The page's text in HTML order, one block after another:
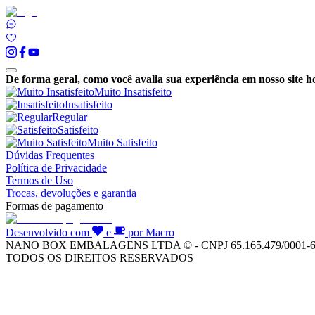
De forma geral, como você avalia sua experiência em nosso site
Muito Insatisfeito
Insatisfeito
Regular
Satisfeito
Muito Satisfeito
Dúvidas Frequentes
Política de Privacidade
Termos de Uso
Trocas, devoluções e garantia
Formas de pagamento
Desenvolvido com e
por Macro
NANO BOX EMBALAGENS LTDA © - CNPJ 65.165.479/0001-
TODOS OS DIREITOS RESERVADOS